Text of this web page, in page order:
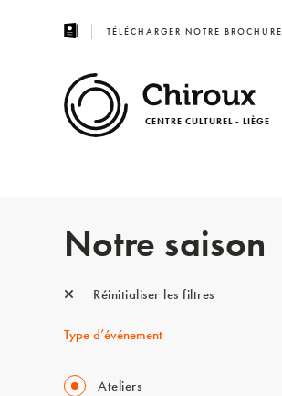
TÉLÉCHARGER NOTRE BROCHURE
CENTRE CULTUREL - LIÈGE
Notre saison
Réinitialiser les filtres
Type d’événement
Ateliers